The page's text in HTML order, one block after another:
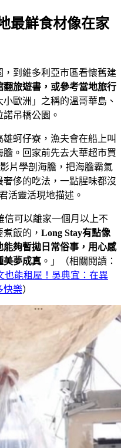
最鮮食材像在家
到維多利亞市區看懷舊建
旅遊書，或參考當地旅行
小歐洲」之稱的溫哥華島、
諾吊橋公園。
雄蚵仔寮，漁夫會在船上叫
。回家前先去大華超市買
片學剖海膽，把海膽霸氣
侈的吃法，一點腥味都沒
活靈活現地描述。
信可以離家一個月以上不
飯的， Long Stay有點像
夠暫拋日常俗事，用心感
美夢成真 。」（相關閱讀：
也能租屋！吳典宜：在異
快樂）